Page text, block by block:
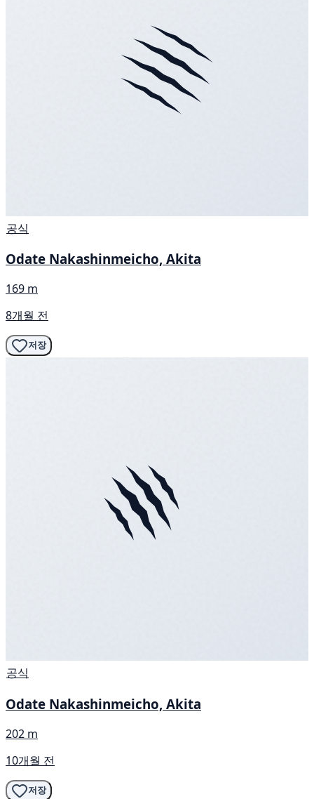
공식
Odate Nakashinmeicho, Akita
169 m
8개월 전
저장
공식
Odate Nakashinmeicho, Akita
202 m
10개월 전
저장